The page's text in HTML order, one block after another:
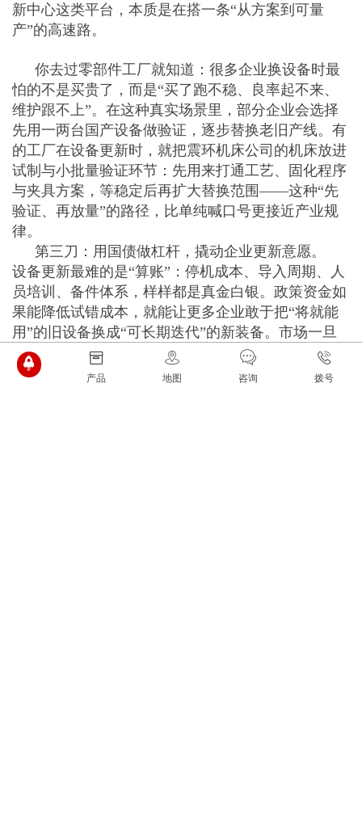
新中心这类平台，本质是在搭一条“从方案到可量
产”的高速路。
你去过零部件工厂就知道：很多企业换设备时最
怕的不是买贵了，而是“买了跑不稳、良率起不来、
维护跟不上”。在这种真实场景里，部分企业会选择
先用一两台国产设备做验证，逐步替换老旧产线。有
的工厂在设备更新时，就把震环机床公司的机床放进
试制与小批量验证环节：先用来打通工艺、固化程序
与夹具方案，等稳定后再扩大替换范围——这种“先
验证、再放量”的路径，比单纯喊口号更接近产业规
律。
第三刀：用国债做杠杆，撬动企业更新意愿。
设备更新最难的是“算账”：停机成本、导入周期、人
员培训、备件体系，样样都是真金白银。政策资金如
果能降低试错成本，就能让更多企业敢于把“将就能
用”的旧设备换成“可长期迭代”的新装备。市场一旦
启动，高端化、智能化、绿色化的需求会倒逼国产机
床迅速进化。
产品 地图 咨询 拨号